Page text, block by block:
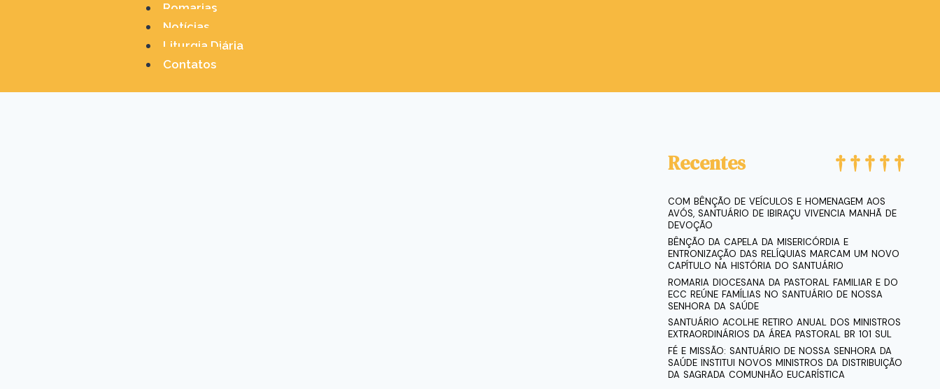
Romarias
Notícias
Liturgia Diária
Contatos
Recentes
COM BÊNÇÃO DE VEÍCULOS E HOMENAGEM AOS
AVÓS, SANTUÁRIO DE IBIRAÇU VIVENCIA MANHÃ DE
DEVOÇÃO
BÊNÇÃO DA CAPELA DA MISERICÓRDIA E
ENTRONIZAÇÃO DAS RELÍQUIAS MARCAM UM NOVO
CAPÍTULO NA HISTÓRIA DO SANTUÁRIO
ROMARIA DIOCESANA DA PASTORAL FAMILIAR E DO
ECC REÚNE FAMÍLIAS NO SANTUÁRIO DE NOSSA
SENHORA DA SAÚDE
SANTUÁRIO ACOLHE RETIRO ANUAL DOS MINISTROS
EXTRAORDINÁRIOS DA ÁREA PASTORAL BR 101 SUL
FÉ E MISSÃO: SANTUÁRIO DE NOSSA SENHORA DA
SAÚDE INSTITUI NOVOS MINISTROS DA DISTRIBUIÇÃO
DA SAGRADA COMUNHÃO EUCARÍSTICA